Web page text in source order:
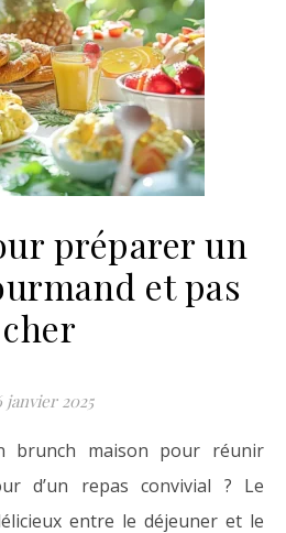
préparer un
et pas
cher
janvier 2025
d’un repas convivial ? Le
entre le déjeuner et le